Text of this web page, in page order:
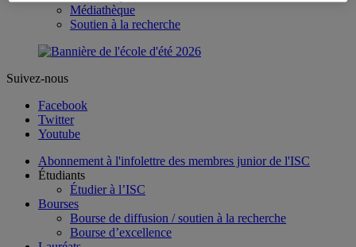
Médiathèque
Soutien à la recherche
Suivez-nous
Facebook
Twitter
Youtube
Abonnement à l'infolettre des membres junior de l'ISC
Étudiants
Étudier à l’ISC
Bourses
Bourse de diffusion / soutien à la recherche
Bourse d’excellence